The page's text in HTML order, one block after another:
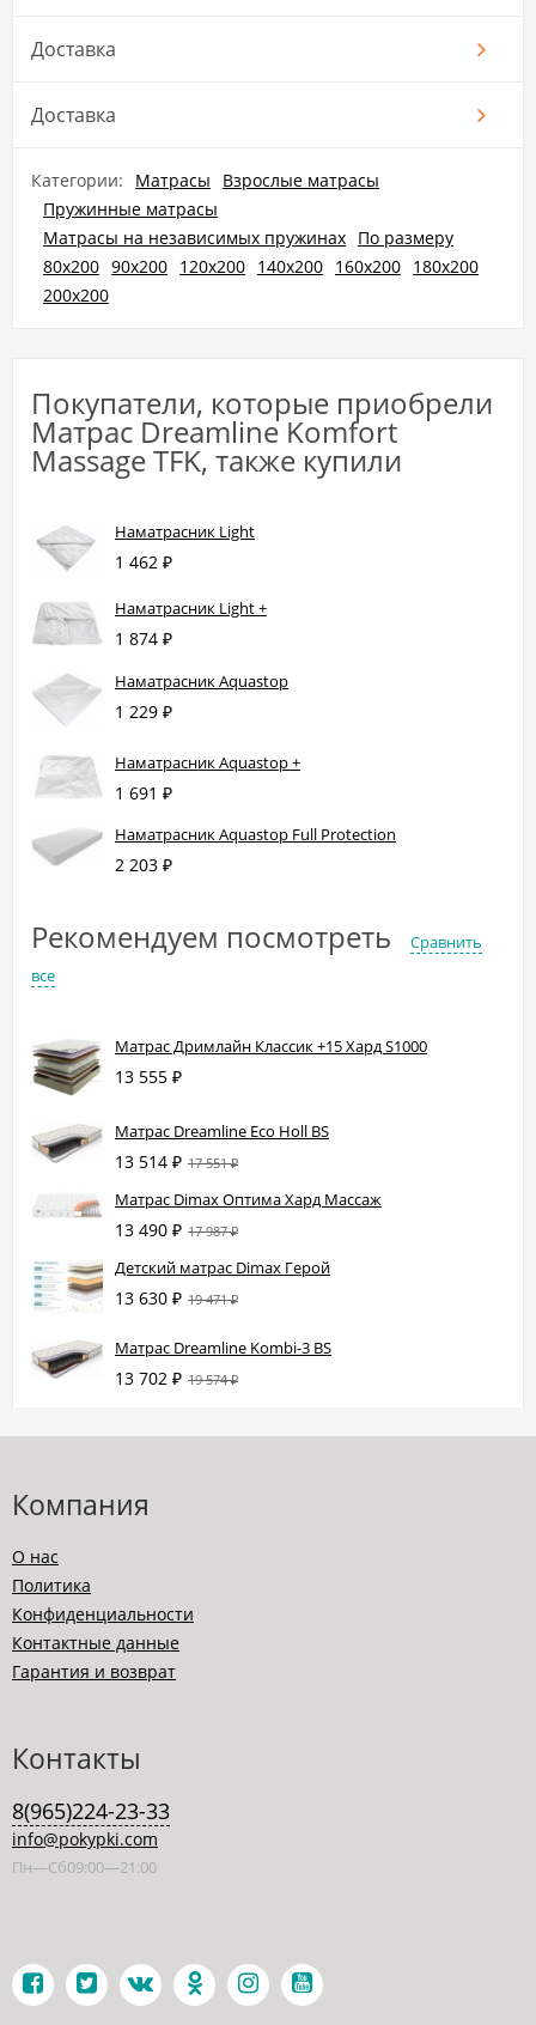
Доставка
Доставка
Категории: Матрасы
Взрослые матрасы
Пружинные матрасы
Матрасы на независимых пружинах По размеру
80х200 90х200 120х200 140х200 160х200 180х200
200х200
Покупатели, которые приобрели
Матрас Dreamline Komfort
Massage TFK, также купили
Наматрасник Light
1 462 ₽
Наматрасник Light +
1 874 ₽
Наматрасник Aquastop
1 229 ₽
Наматрасник Aquastop +
1 691 ₽
Наматрасник Aquastop Full Protection
2 203 ₽
Рекомендуем посмотреть
Сравнить
все
Матрас Дримлайн Классик +15 Хард S1000
13 555 ₽
Матрас Dreamline Eco Holl BS
13 514 ₽ 17 551₽
Матрас Dimax Оптима Хард Массаж
13 490 ₽ 17 987₽
Детский матрас Dimax Герой
13 630 ₽ 19 471₽
Матрас Dreamline Kombi-3 BS
13 702 ₽ 19 574₽
Компания
О нас
Политика
Конфиденциальности
Контактные данные
Гарантия и возврат
Контакты
8(965)224-23-33
info@pokypki.com
Пн—Сб09:00—21:00